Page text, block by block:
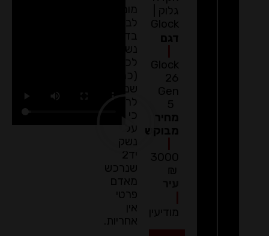
גלוק |
Glock
דגם
Glock
26
Gen
5
מחיר
מבוקש
3000
₪
מודיעין
מומלץ
לבצע
בדיקת
נשק
לכלי
(כמו
שמבצעים
לרכב)
כי
על
נשק
יד2
שנרכש
מאדם
פרטי
אין
אחריות.